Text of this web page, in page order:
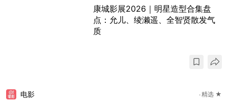
康城影展2026｜明星造型合集盘
点：允儿、绫濑遥、全智贤散发气
质
电影 精选 ★